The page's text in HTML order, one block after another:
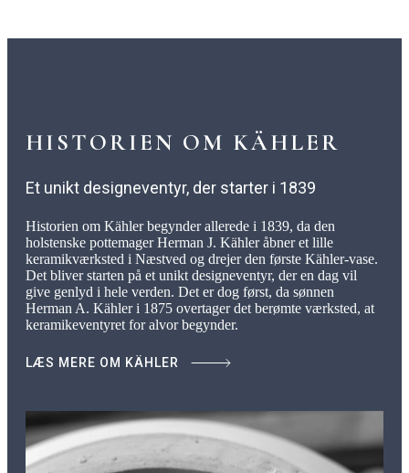
HISTORIEN OM KÄHLER
Et unikt designeventyr, der starter i 1839
Historien om Kähler begynder allerede i 1839, da den
holstenske pottemager Herman J. Kähler åbner et lille
keramikværksted i Næstved og drejer den første Kähler-vase.
Det bliver starten på et unikt designeventyr, der en dag vil
give genlyd i hele verden. Det er dog først, da sønnen
Herman A. Kähler i 1875 overtager det berømte værksted, at
keramikeventyret for alvor begynder.
LÆS MERE OM KÄHLER